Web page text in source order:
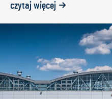
czytaj więcej